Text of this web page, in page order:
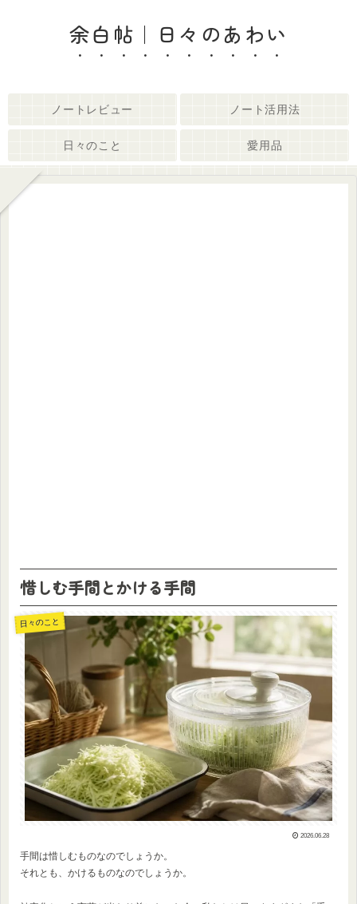
余白帖｜日々のあわい
ノートレビュー ノート活用法
日々のこと 愛用品
惜しむ手間とかける手間
日々のこと
2026.06.28
手間は惜しむものなのでしょうか。
それとも、かけるものなのでしょうか。